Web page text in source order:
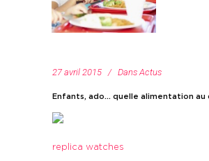
27 avril 2015 Dans Actus
Enfants, ado… quelle alimentation au
replica watches